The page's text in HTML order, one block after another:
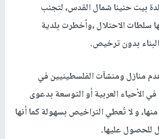
بيت حنينا شمال القدس، لتجنب
سلطات الاحتلال ،وأخطرت بلدية
بدون ترخيص.
منازل ومنشآت الفلسطينيين في
الأحياء العربية أو التوسعة بدعوى
و لا تُعطي التراخيص بسهولة كما أنها
للحصول عليها.